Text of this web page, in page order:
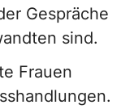
Gespräche
sind.
Frauen